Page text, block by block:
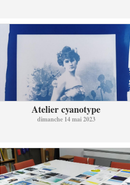
Atelier cyanotype
dimanche 14 mai 2023